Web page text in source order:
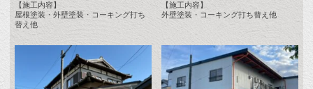
【施工内容】
屋根塗装・外壁塗装・コーキング打ち
替え他
【施工内容】
外壁塗装・コーキング打ち替え他